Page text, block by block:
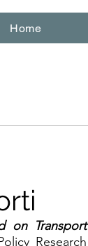
Home
on Transport
Research